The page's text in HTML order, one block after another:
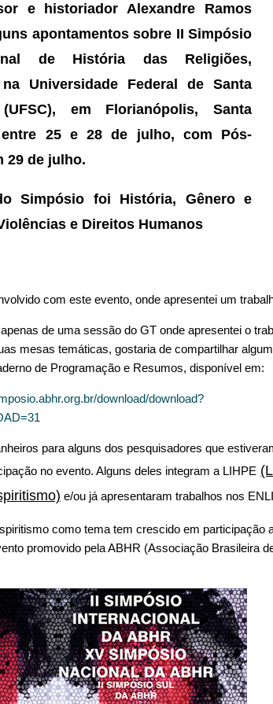
e historiador Alexandre Ramos
apontamentos sobre II Simpósio
de História das Religiões,
Universidade Federal de Santa
em Florianópolis, Santa
entre 25 e 28 de julho, com Pós-
29 de julho.
Simpósio foi História, Gênero e
e Direitos Humanos
com este evento, onde apresentei um
de uma sessão do GT onde apresentei o
mesas temáticas, gostaria de compartilhar
de Programação e Resumos, disponível em:
download/download?
para alguns dos pesquisadores que
no evento. Alguns deles integram a LIHPE
e/ou já apresentaram trabalhos nos
como tema tem crescido em participação
promovido pela ABHR (Associação Brasileira